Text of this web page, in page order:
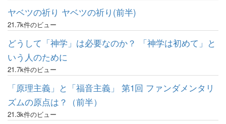
ヤベツの祈り ヤベツの祈り(前半)
21.7k件のビュー
どうして「神学」は必要なのか？ 「神学は初めて」と
いう人のために
21.7k件のビュー
「原理主義」と「福音主義」 第1回 ファンダメンタリ
ズムの原点は？（前半）
21.3k件のビュー